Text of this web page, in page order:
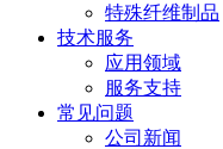
特殊纤维制品
技术服务
应用领域
服务支持
常见问题
公司新闻